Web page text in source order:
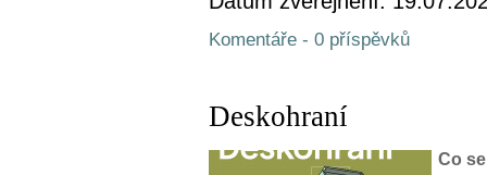
Komentáře - 0 příspěvků
Deskohraní
Co